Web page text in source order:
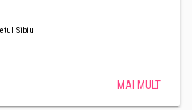
Sibiu
MAI MULT